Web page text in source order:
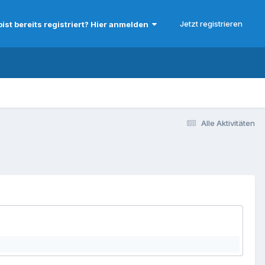
bereits registriert? Hier anmelden Jetzt registrieren
Alle Aktivitäten